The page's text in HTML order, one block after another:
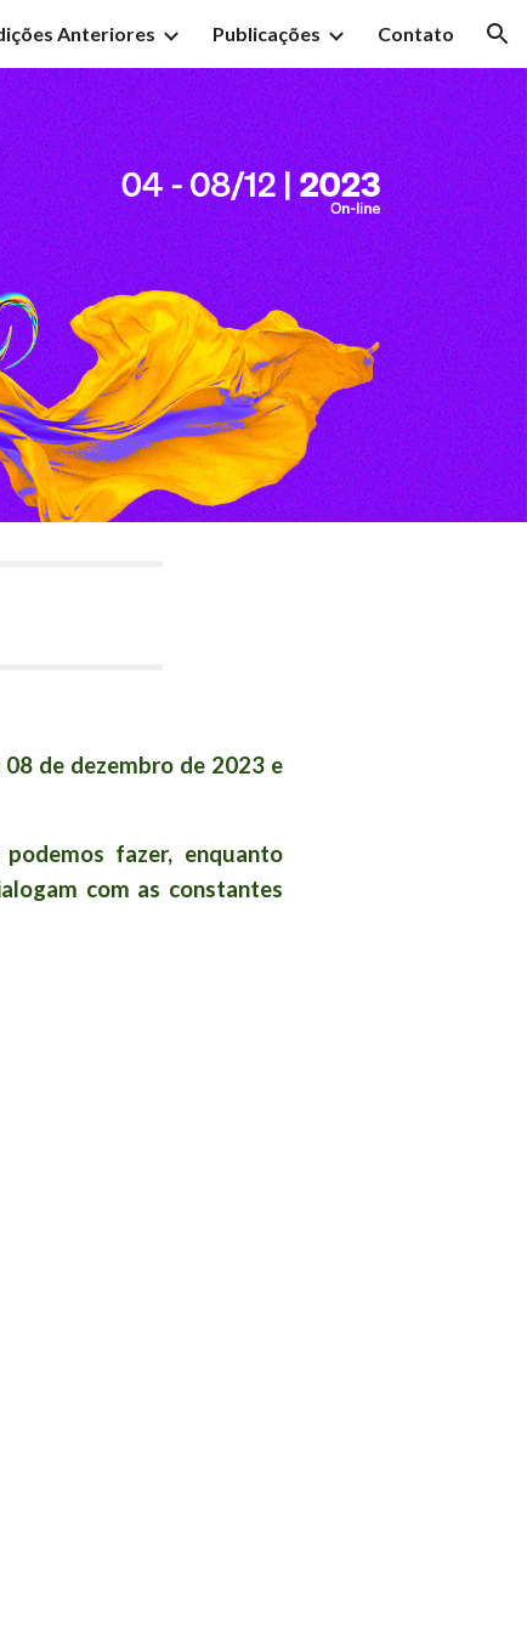
Anteriores Publicações Contato
de dezembro de 2023 e
fazer, enquanto
com as constantes